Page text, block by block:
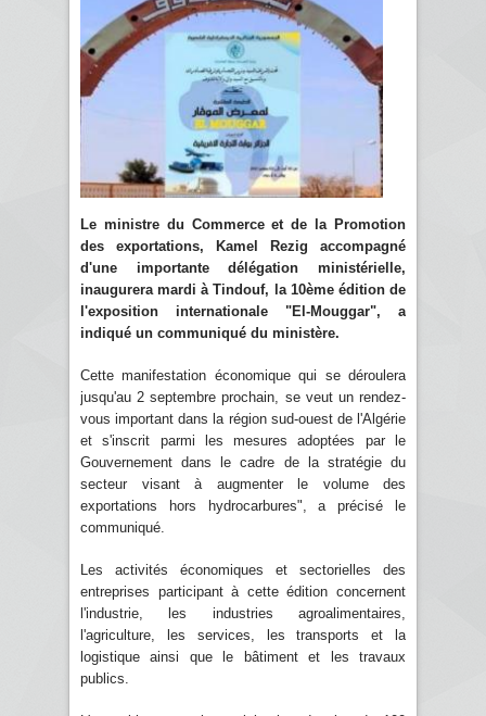
Le ministre du Commerce et de la Promotion
des exportations, Kamel Rezig accompagné
d'une importante délégation ministérielle,
inaugurera mardi à Tindouf, la 10ème édition de
l'exposition internationale "El-Mouggar", a
indiqué un communiqué du ministère.
Cette manifestation économique qui se déroulera
jusqu'au 2 septembre prochain, se veut un rendez-
vous important dans la région sud-ouest de l'Algérie
et s'inscrit parmi les mesures adoptées par le
Gouvernement dans le cadre de la stratégie du
secteur visant à augmenter le volume des
exportations hors hydrocarbures", a précisé le
communiqué.
Les activités économiques et sectorielles des
entreprises participant à cette édition concernent
l'industrie, les industries agroalimentaires,
l'agriculture, les services, les transports et la
logistique ainsi que le bâtiment et les travaux
publics.